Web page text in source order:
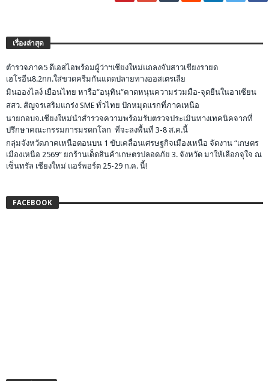
เรื่องล่าสุด
ตำรวจภาค5 ดีเอสไอพร้อมผู้ว่าฯเชียงใหม่แถลงจับสาวเชียงรายด
เฮโรอีน8.2กก.ใส่ขวดครีมกันแดดปลายทางออสเตรเลีย
มินอองไลง์ เยือนไทย หารือ”อนุทิน”คาดหนุนความร่วมมือ-จุดยืนในอาเซียน
สสว. สัญจรเสริมแกร่ง SME ทั่วไทย ปักหมุดแรกที่ภาคเหนือ
นายกอบจ.เชียงใหม่นำสำรวจความพร้อมรับตรวจประเมินทางเทคนิคจากที่
ปรึกษาคณะกรรมการมรดกโลก ที่จะลงพื้นที่ 3-8 ส.ค.นี้
กลุ่มจังหวัดภาคเหนือตอนบน 1 ขับเคลื่อนเศรษฐกิจเมืองเหนือ จัดงาน “เกษตร
เมืองเหนือ 2569” ยกร้านเด็ดสินค้าเกษตรปลอดภัย 3. จังหวัด มาให้เลือกจุใจ ณ
เซ็นทรัล เชียงใหม่ แอร์พอร์ต 25-29 ก.ค. นี้!
FACEBOOK